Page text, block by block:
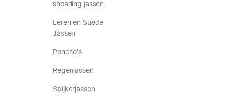
shearling jassen
Leren en Suède
Jassen
Poncho's
Regenjassen
Spijkerjassen